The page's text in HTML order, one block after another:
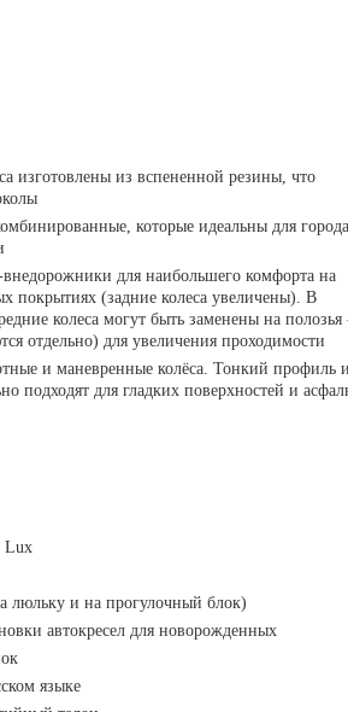
изготовлены из вспененной резины, что
которые идеальны для
для наибольшего комфорта на
покрытиях (задние колеса увеличены). В
колеса могут быть заменены на полозья
отдельно) для увеличения проходимости
и маневренные колёса. Тонкий профиль
подходят для гладких поверхностей и
Lux
люльку и на прогулочный блок)
автокресел для новорожденных
языке